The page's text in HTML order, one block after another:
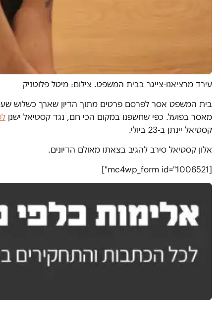
עירד מרציאנו-צייגר בבית המשפט. צילום: מיטל פלוטניק
בית המשפט אסר לפרסם פרטים מתוך הדיון שארך כשלוש
מאסר בפועל. כפי שחשפנו במקום הכי חם, נגד קסטיאל ישנן
קסטיאל יינתן ב-23 ביולי.
אלון קסטיאל סירב להגיב בצאתו מאולם הדיונים.
[mc4wp_form id="1006521"]